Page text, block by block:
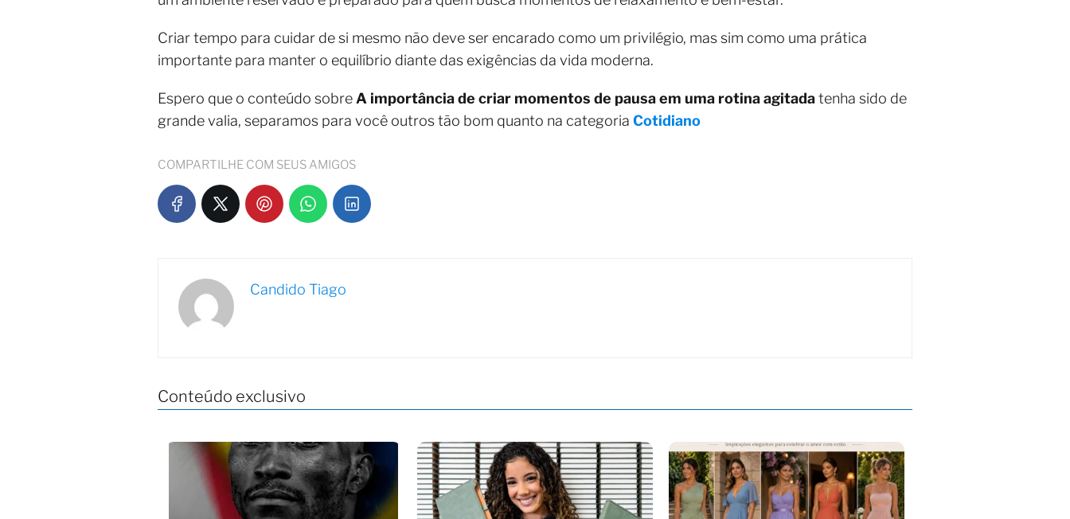
Criar tempo para cuidar de si mesmo não deve ser encarado como um privilégio, mas sim como uma prática
importante para manter o equilíbrio diante das exigências da vida moderna.
Espero que o conteúdo sobreA importância de criar momentos de pausa em uma rotina agitadatenha sido de
grande valia, separamos para você outros tão bom quanto na categoria Cotidiano
COMPARTILHE COM SEUS AMIGOS
Candido Tiago
Conteúdo exclusivo